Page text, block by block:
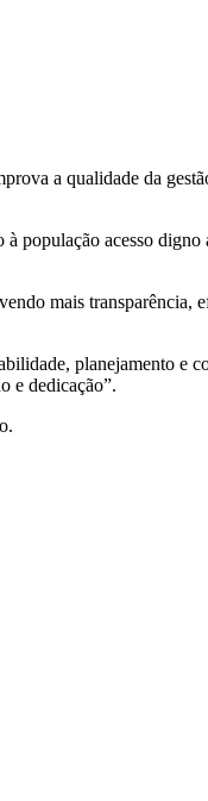
a qualidade da
população acesso digno
mais transparência,
planejamento e
e dedicação”.